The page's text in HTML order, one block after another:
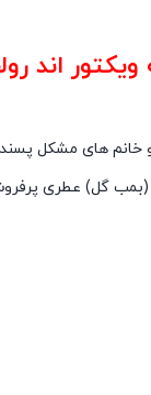
های مشکل
(بمب گل) عطری